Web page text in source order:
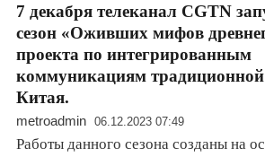
7 декабря телеканал CGTN
сезон «Оживших мифов
проекта по интегрированным
коммуникациям
Китая.
metroadmin 06.12.2023 07:49
Работы данного сезона созданы на